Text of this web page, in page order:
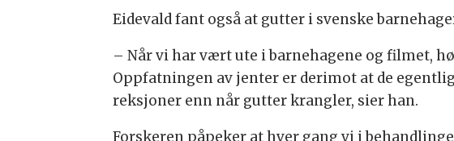
Eidevald fant også at gutter i svenske
– Når vi har vært ute i barnehagene og filmet,
Oppfatningen av jenter er derimot at de
reksjoner enn når gutter krangler, sier han.
Forskeren påpeker at hver gang vi i